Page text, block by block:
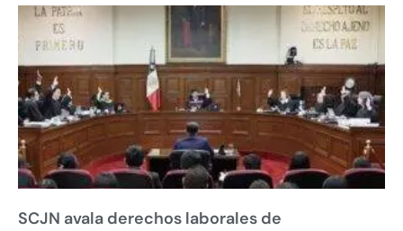
SCJN avala derechos laborales de